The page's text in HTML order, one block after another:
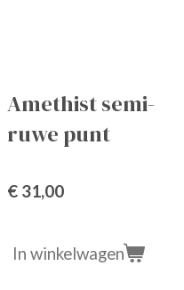
Amethist semi-
ruwe punt
€ 31,00
In winkelwagen